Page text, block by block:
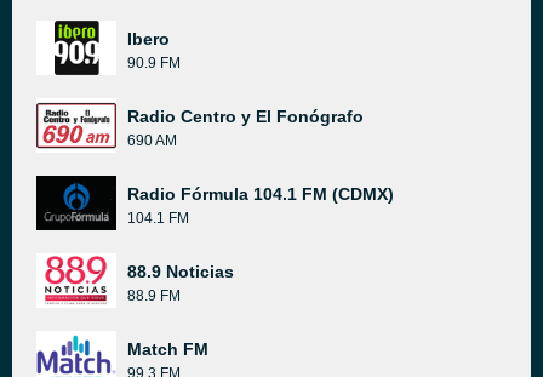
Ibero
90.9 FM
Radio Centro y El Fonógrafo
690 AM
Radio Fórmula 104.1 FM (CDMX)
104.1 FM
88.9 Noticias
88.9 FM
Match FM
99.3 FM